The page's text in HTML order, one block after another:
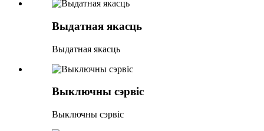
Выдатная якасць
Выдатная якасць
Выключны сэрвіс
Выключны сэрвіс